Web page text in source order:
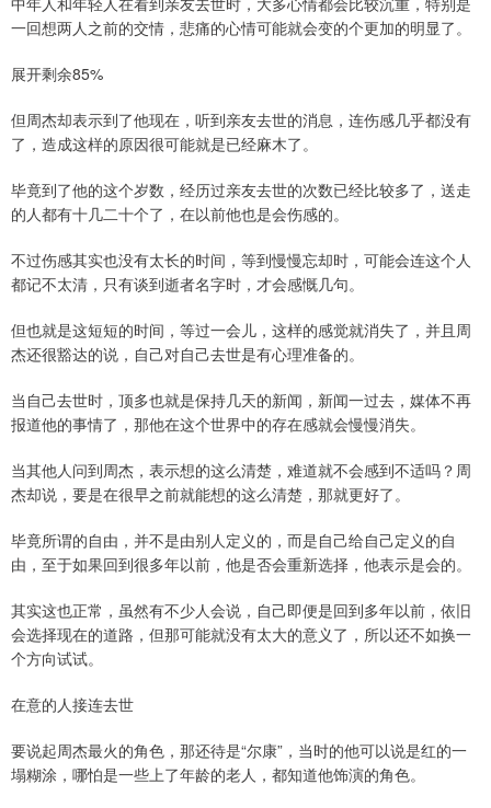
一回想两人之前的交情，悲痛的心情可能就会变的个更加的明显了。
展开剩余85%
但周杰却表示到了他现在，听到亲友去世的消息，连伤感几乎都没有
了，造成这样的原因很可能就是已经麻木了。
毕竟到了他的这个岁数，经历过亲友去世的次数已经比较多了，送走
的人都有十几二十个了，在以前他也是会伤感的。
不过伤感其实也没有太长的时间，等到慢慢忘却时，可能会连这个人
都记不太清，只有谈到逝者名字时，才会感慨几句。
但也就是这短短的时间，等过一会儿，这样的感觉就消失了，并且周
杰还很豁达的说，自己对自己去世是有心理准备的。
当自己去世时，顶多也就是保持几天的新闻，新闻一过去，媒体不再
报道他的事情了，那他在这个世界中的存在感就会慢慢消失。
当其他人问到周杰，表示想的这么清楚，难道就不会感到不适吗？周
杰却说，要是在很早之前就能想的这么清楚，那就更好了。
毕竟所谓的自由，并不是由别人定义的，而是自己给自己定义的自
由，至于如果回到很多年以前，他是否会重新选择，他表示是会的。
其实这也正常，虽然有不少人会说，自己即便是回到多年以前，依旧
会选择现在的道路，但那可能就没有太大的意义了，所以还不如换一
个方向试试。
在意的人接连去世
要说起周杰最火的角色，那还待是“尔康”，当时的他可以说是红的一
塌糊涂，哪怕是一些上了年龄的老人，都知道他饰演的角色。